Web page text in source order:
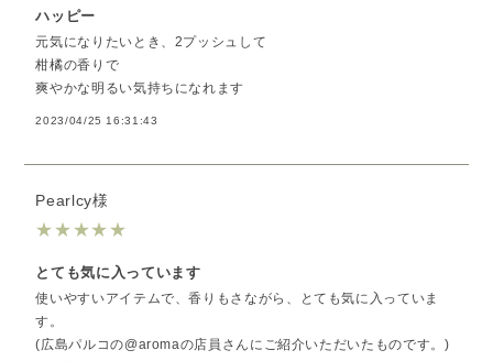
ハッピー
元気になりたいとき、2プッシュして
柑橘の香りで
爽やかな明るい気持ちになれます
2023/04/25 16:31:43
Pearlcy様
★★★★★
とても気に入っています
使いやすいアイテムで、香りもさながら、とても気に入っていま
す。
(広島パルコの@aromaの店員さんにご紹介いただいたものです。)